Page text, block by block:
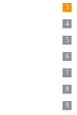
3
4
5
6
7
8
9